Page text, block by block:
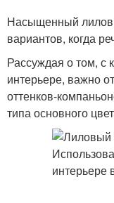
Насыщенный
вариантов, когда
Рассуждая о том, с
интерьере, важно
оттенков-
типа основного